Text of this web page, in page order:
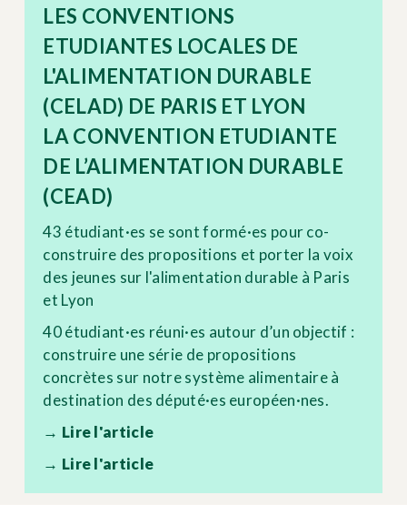
LES CONVENTIONS
ETUDIANTES LOCALES DE
L'ALIMENTATION DURABLE
(CELAD) DE PARIS ET LYON
LA CONVENTION ETUDIANTE
DE L’ALIMENTATION DURABLE
(CEAD)
43 étudiant·es se sont formé·es pour co-
construire des propositions et porter la voix
des jeunes sur l'alimentation durable à Paris
et Lyon
40 étudiant·es réuni·es autour d’un objectif :
construire une série de propositions
concrètes sur notre système alimentaire à
destination des député·es européen·nes.
→ Lire l'article
→ Lire l'article